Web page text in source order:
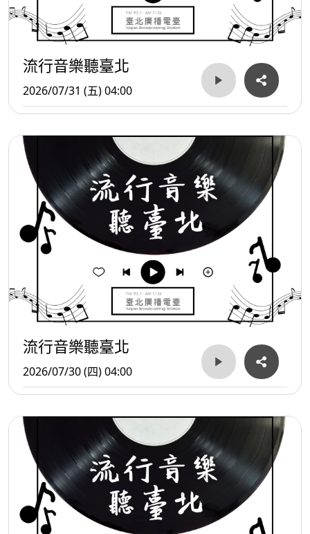
流行音樂聽臺北
2026/07/31 (五) 04:00
流行音樂聽臺北
2026/07/30 (四) 04:00